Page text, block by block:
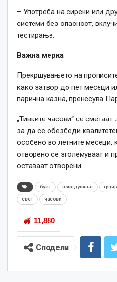
– Употреба на сирени или
системи без опасност,
тестирање.
Важна мерка
Прекршувањето на
како затвор до пет месеци
парична казна, пренесува
„Тивките часови“ се
за да се обезбеди
особено во летните месеци,
отворено се зголемуваат и
оставаат отворени.
бука воведување
свет часови
11,880
Сподели